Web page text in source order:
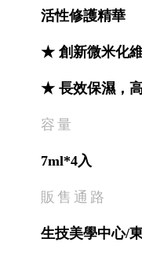
活性修護精華
★ 創新微米化
★ 長效保濕，
容量
7ml*4入
販售通路
生技美學中心/